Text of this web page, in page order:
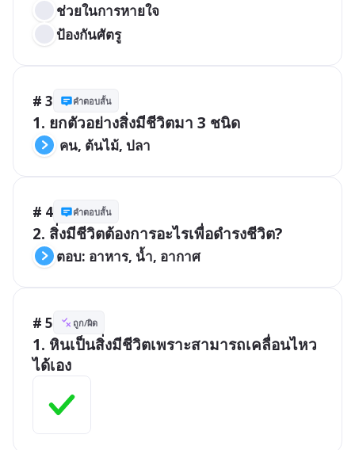
ช่วยในการหายใจ
ป้องกันศัตรู
# 3 คำตอบสั้น
1. ยกตัวอย่างสิ่งมีชีวิตมา 3 ชนิด
คน, ต้นไม้, ปลา
# 4 คำตอบสั้น
2. สิ่งมีชีวิตต้องการอะไรเพื่อดำรงชีวิต?
ตอบ: อาหาร, น้ำ, อากาศ
# 5 ถูก/ผิด
1. หินเป็นสิ่งมีชีวิตเพราะสามารถเคลื่อนไหว
ได้เอง